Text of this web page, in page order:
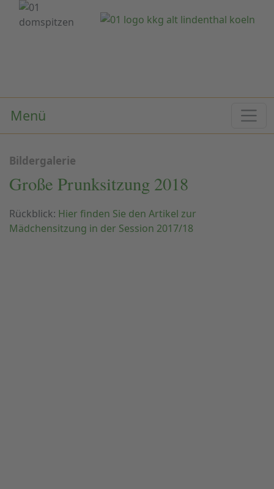
Menü
Bildergalerie
Große Prunksitzung 2018
Rückblick: Hier finden Sie den Artikel zur
Mädchensitzung in der Session 2017/18